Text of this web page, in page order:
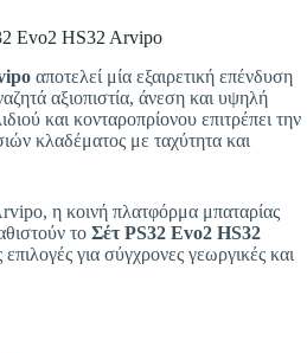
Evo2 HS32 Arvipo
αποτελεί μία εξαιρετική επένδυση
αξιοπιστία, άνεση και υψηλή
και κονταροπρίονου επιτρέπει την
κλαδέματος με ταχύτητα και
η κοινή πλατφόρμα μπαταρίας
το Σέτ PS32 Evo2 HS32
για σύγχρονες γεωργικές και